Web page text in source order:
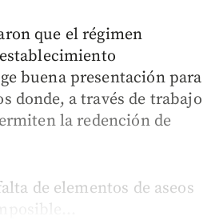
que el régimen
buena presentación para
donde, a través de trabajo
la redención de
de elementos de aseos